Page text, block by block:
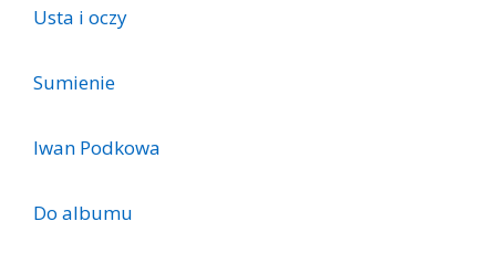
Usta i oczy
Sumienie
Iwan Podkowa
Do albumu